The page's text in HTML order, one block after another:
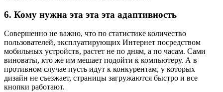
6. Кому нужна эта эта эта адаптивность
Совершенно не важно, что по статистике количество
пользователей, эксплуатирующих Интернет посредством
мобильных устройств, растет не по дням, а по часам. Сами
виноваты, кто же им мешает подойти к компьютеру. А в
противном случае пусть идут к конкурентам, у которых
дизайн не съезжает, страницы загружаются быстро и все
кнопки работают.